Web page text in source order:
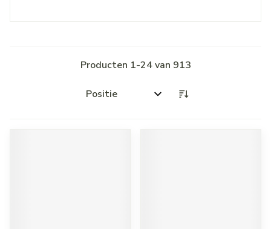
Producten 1-24van 913
Sorteer op: